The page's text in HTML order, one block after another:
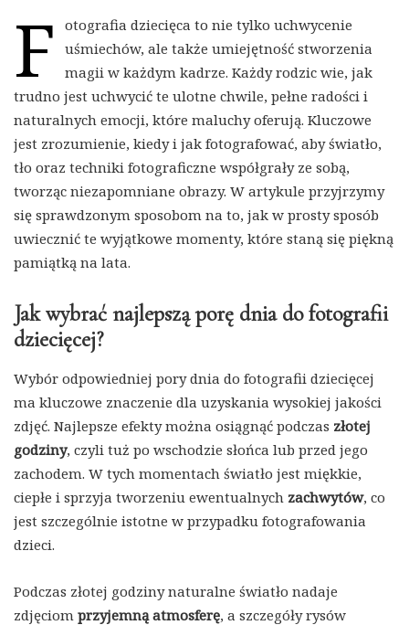
F
otografia dziecięca to nie tylko uchwycenie
uśmiechów, ale także umiejętność stworzenia
magii w każdym kadrze. Każdy rodzic wie, jak
trudno jest uchwycić te ulotne chwile, pełne radości i
naturalnych emocji, które maluchy oferują. Kluczowe
jest zrozumienie, kiedy i jak fotografować, aby światło,
tło oraz techniki fotograficzne współgrały ze sobą,
tworząc niezapomniane obrazy. W artykule przyjrzymy
się sprawdzonym sposobom na to, jak w prosty sposób
uwiecznić te wyjątkowe momenty, które staną się piękną
pamiątką na lata.
Jak wybrać najlepszą porę dnia do fotografii
dziecięcej?
Wybór odpowiedniej pory dnia do fotografii dziecięcej
ma kluczowe znaczenie dla uzyskania wysokiej jakości
zdjęć. Najlepsze efekty można osiągnąć podczas złotej
godziny, czyli tuż po wschodzie słońca lub przed jego
zachodem. W tych momentach światło jest miękkie,
ciepłe i sprzyja tworzeniu ewentualnych zachwytów, co
jest szczególnie istotne w przypadku fotografowania
dzieci.
Podczas złotej godziny naturalne światło nadaje
zdjęciom przyjemną atmosferę, a szczegóły rysów